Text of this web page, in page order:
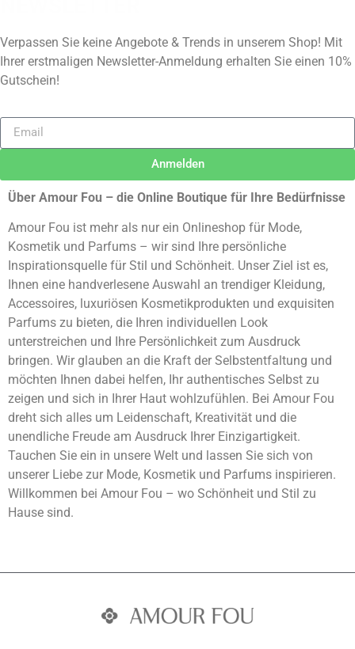
Verpassen Sie keine Angebote & Trends in unserem Shop! Mit
Ihrer erstmaligen Newsletter-Anmeldung erhalten Sie einen 10%
Gutschein!
Anmelden
Alternative:
Über Amour Fou – die Online Boutique für Ihre Bedürfnisse
Amour Fou ist mehr als nur ein Onlineshop für Mode,
Kosmetik und Parfums – wir sind Ihre persönliche
Inspirationsquelle für Stil und Schönheit. Unser Ziel ist es,
Ihnen eine handverlesene Auswahl an trendiger Kleidung,
Accessoires, luxuriösen Kosmetikprodukten und exquisiten
Parfums zu bieten, die Ihren individuellen Look
unterstreichen und Ihre Persönlichkeit zum Ausdruck
bringen. Wir glauben an die Kraft der Selbstentfaltung und
möchten Ihnen dabei helfen, Ihr authentisches Selbst zu
zeigen und sich in Ihrer Haut wohlzufühlen. Bei Amour Fou
dreht sich alles um Leidenschaft, Kreativität und die
unendliche Freude am Ausdruck Ihrer Einzigartigkeit.
Tauchen Sie ein in unsere Welt und lassen Sie sich von
unserer Liebe zur Mode, Kosmetik und Parfums inspirieren.
Willkommen bei Amour Fou – wo Schönheit und Stil zu
Hause sind.